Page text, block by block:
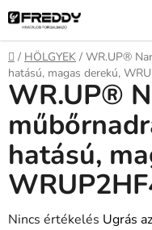
Ugrás
fő
tartalomhoz
Kezdőlap
/ HÖLGYEK / WR.UP®
hatású, magas derekú,
WR.UP®
hatású,
A
Nincs értékelés Ugrás